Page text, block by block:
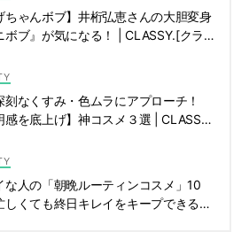
ちゃんボブ】井桁弘恵さんの大胆変身
ボブ』が気になる！ | CLASSY.[クラッ
刻なくすみ・色ムラにアプローチ！
感を底上げ】神コスメ３選 | CLASSY.
な人の「朝晩ルーティンコスメ」10
しくても終日キレイをキープできる方